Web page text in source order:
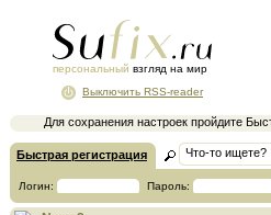
персональный взгляд на мир
Для сохранения настроек пройдите
Выключить RSS-reader
Быстрая регистрация
Логин: Пароль: